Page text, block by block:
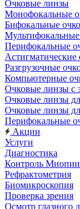
Очковые линзы
Монофокальные
Бифокальные
Перифокальные
Разгрузочные
Компьютерные
Очковые линзы с
Очковые линзы
Очковые линзы
Перифокальные
Акции
Услуги
Диагностика
Контроль Миопии
Рефрактометрия
Биомикроскопия
Проверка зрения
Осмотр глазного